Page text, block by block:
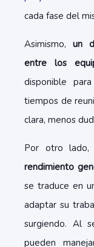
cada fase del
Asimismo, un
entre los
disponible
tiempos de
clara, menos
Por otro
rendimiento
se traduce en
adaptar su
surgiendo. Al
pueden